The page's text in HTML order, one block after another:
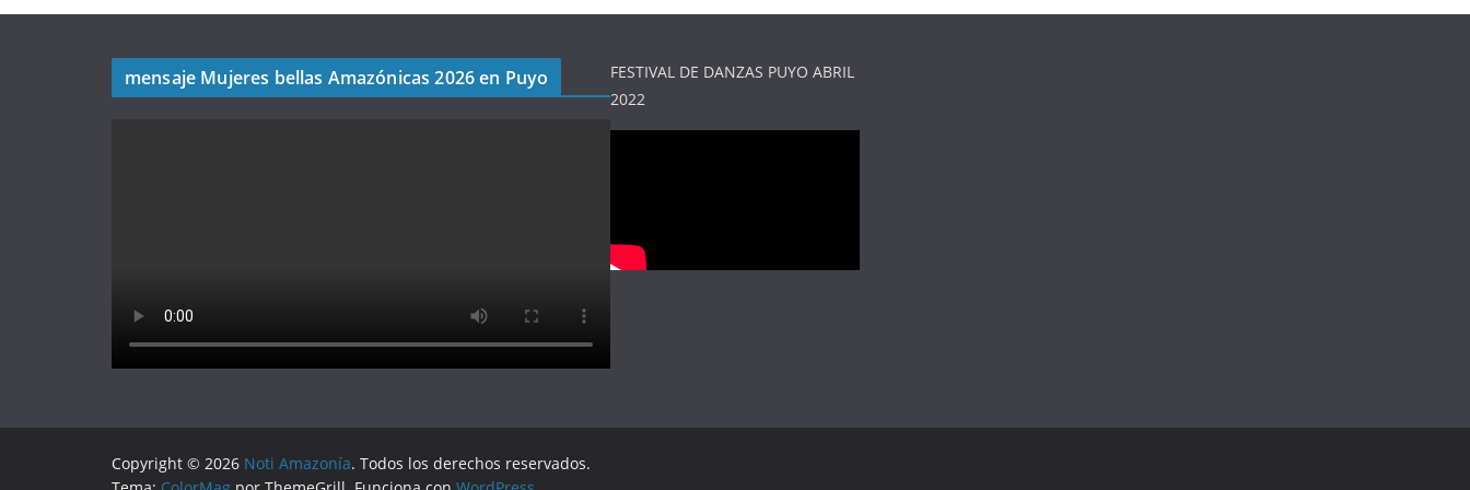
mensaje Mujeres bellas Amazónicas 2026 en Puyo
FESTIVAL DE DANZAS PUYO ABRIL
2022
Copyright © 2026 Noti Amazonía. Todos los derechos reservados.